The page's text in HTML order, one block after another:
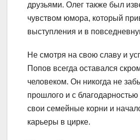
друзьями. Олег также был
чувством юмора, который
выступления и в
Не смотря на свою славу и
Попов всегда оставался
человеком. Он никогда не
прошлого и с
свои семейные корни и
карьеры в цирке.